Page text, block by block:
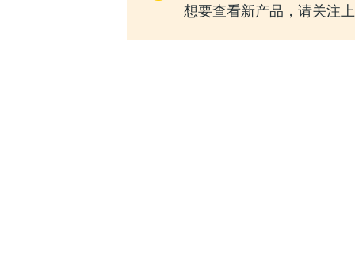
想要查看新产品，请关注